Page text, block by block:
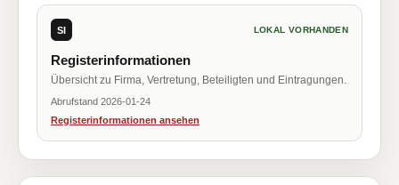
SI LOKAL VORHANDEN
Registerinformationen
Übersicht zu Firma, Vertretung, Beteiligten und Eintragungen.
Abrufstand 2026-01-24
Registerinformationen ansehen